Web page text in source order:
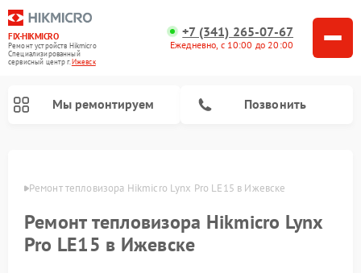
FIX-HIKMICRO
Ремонт устройств Hikmicro
Специализированный
cервисный центр г.Ижевск
+7 (341) 265-07-67
Ежедневно, с 10:00 до 20:00
Мы ремонтируем Позвонить
Ремонт тепловизора Hikmicro Lynx Pro LE15 в Ижевске
Ремонт тепловизора Hikmicro Lynx
Pro LE15 в Ижевске